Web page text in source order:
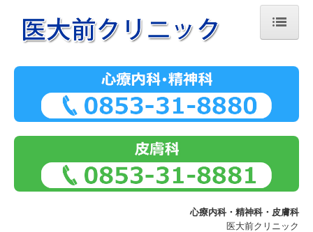
診療のご案内
交通案内
心療内科・ 精神科・皮膚科
医大前クリニック